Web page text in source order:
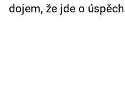
dojem, že jde o